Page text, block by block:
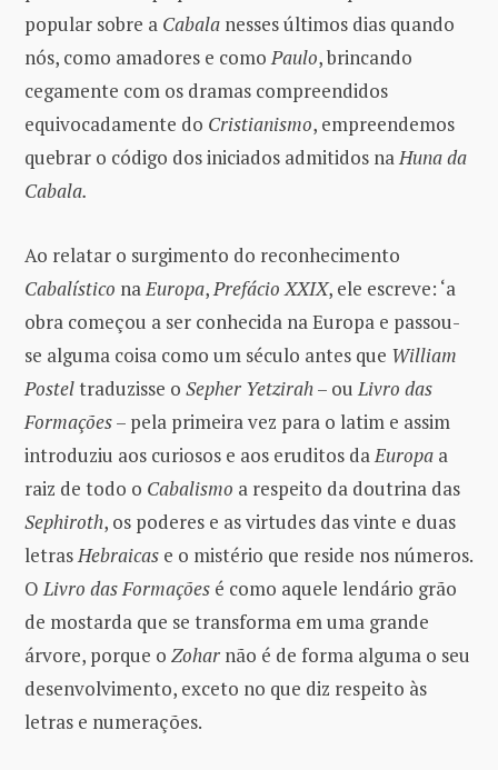
popular sobre a Cabala nesses últimos dias quando
nós, como amadores e comoPaulo, brincando
cegamente com os dramas compreendidos
equivocadamente do Cristianismo, empreendemos
quebrar o código dos iniciados admitidos naHuna da
Cabala.
Ao relatar o surgimento do reconhecimento
Cabalístico naEuropa,Prefácio XXIX, ele escreve: ‘a
obra começou a ser conhecida na Europa e passou-
se alguma coisa como um século antes que William
Posteltraduzisse o Sepher Yetzirah– ouLivro das
Formações– pela primeira vez para o latim e assim
introduziu aos curiosos e aos eruditos daEuropa a
raiz de todo o Cabalismo a respeito da doutrina das
Sephiroth, os poderes e as virtudes das vinte e duas
letrasHebraicas e o mistério que reside nos números.
OLivro das Formações é como aquele lendário grão
de mostarda que se transforma em uma grande
árvore, porque o Zohar não é de forma alguma o seu
desenvolvimento, exceto no que diz respeito às
letras e numerações.